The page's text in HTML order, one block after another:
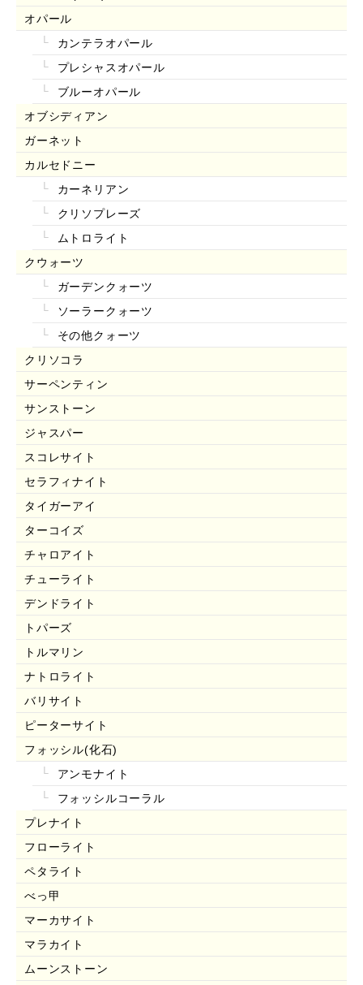
オパール
カンテラオパール
プレシャスオパール
ブルーオパール
オブシディアン
ガーネット
カルセドニー
カーネリアン
クリソプレーズ
ムトロライト
クウォーツ
ガーデンクォーツ
ソーラークォーツ
その他クォーツ
クリソコラ
サーペンティン
サンストーン
ジャスパー
スコレサイト
セラフィナイト
タイガーアイ
ターコイズ
チャロアイト
チューライト
デンドライト
トパーズ
トルマリン
ナトロライト
バリサイト
ピーターサイト
フォッシル(化石)
アンモナイト
フォッシルコーラル
プレナイト
フローライト
ペタライト
べっ甲
マーカサイト
マラカイト
ムーンストーン